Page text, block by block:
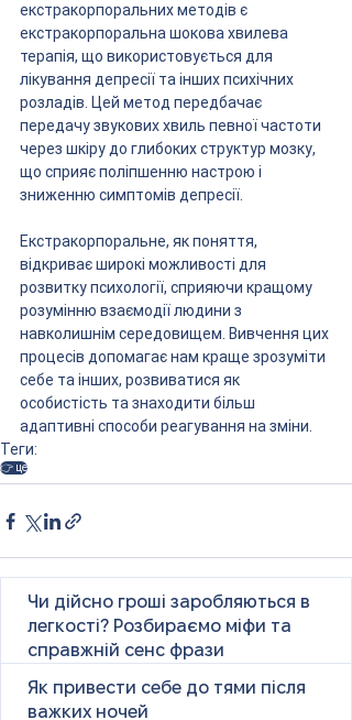
екстракорпоральних методів є
екстракорпоральна шокова хвилева
терапія, що використовується для
лікування депресії та інших психічних
розладів. Цей метод передбачає
передачу звукових хвиль певної частоти
через шкіру до глибоких структур мозку,
що сприяє поліпшенню настрою і
зниженню симптомів депресії.
Екстракорпоральне, як поняття,
відкриває широкі можливості для
розвитку психології, сприяючи кращому
розумінню взаємодії людини з
навколишнім середовищем. Вивчення цих
процесів допомагає нам краще зрозуміти
себе та інших, розвиватися як
особистість та знаходити більш
адаптивні способи реагування на зміни.
Теги:
👉 це
Чи дійсно гроші заробляються в
легкості? Розбираємо міфи та
справжній сенс фрази
Як привести себе до тями після
важких ночей